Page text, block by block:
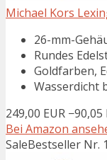
Michael Kors
26-mm-
Rundes
Goldfarben,
Wasserdicht
249,00 EUR −90,05
Bei Amazon
SaleBestseller Nr.